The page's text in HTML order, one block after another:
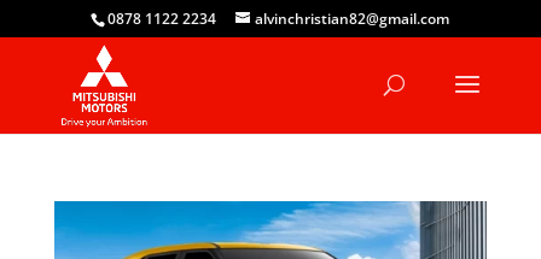
0878 1122 2234 alvinchristian82@gmail.com